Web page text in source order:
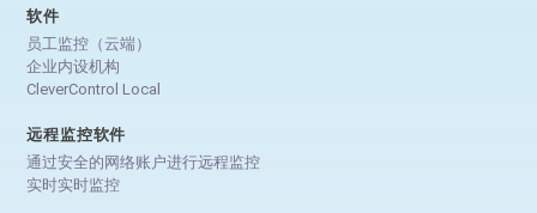
软件
员工监控（云端）
企业内设机构
CleverControl Local
远程监控软件
通过安全的网络账户进行远程监控
实时实时监控